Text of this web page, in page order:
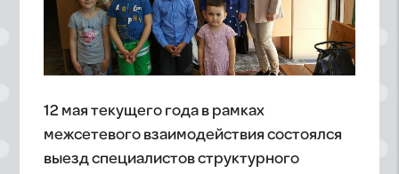
12 мая текущего года в рамках
межсетевого взаимодействия состоялся
выезд специалистов структурного